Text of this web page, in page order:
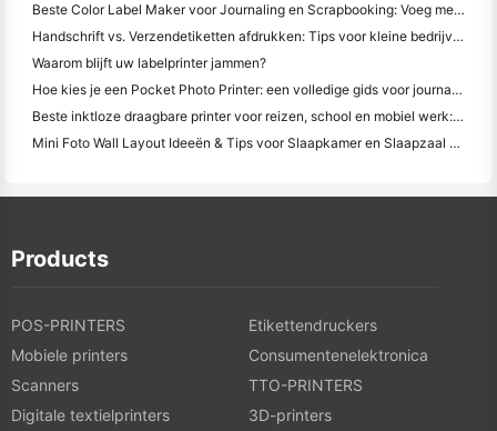
Beste Color Label Maker voor Journaling en Scrapbooking: Voeg meer kleur toe aan elke pagina
Handschrift vs. Verzendetiketten afdrukken: Tips voor kleine bedrijven in 2026
Waarom blijft uw labelprinter jammen?
Hoe kies je een Pocket Photo Printer: een volledige gids voor journaling, reizen en iPhone-gebruikers
Beste inktloze draagbare printer voor reizen, school en mobiel werk: Hanin MT620 Pro Review
Mini Foto Wall Layout Ideeën & Tips voor Slaapkamer en Slaapzaal Decoratie
Products
POS-PRINTERS
Etikettendruckers
Mobiele printers
Consumentenelektronica
Scanners
TTO-PRINTERS
Digitale textielprinters
3D-printers